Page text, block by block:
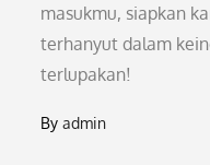
masukmu, siapkan
terhanyut dalam
terlupakan!
Byadmin